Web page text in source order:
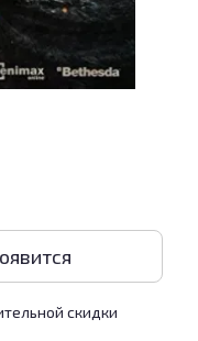
скидки